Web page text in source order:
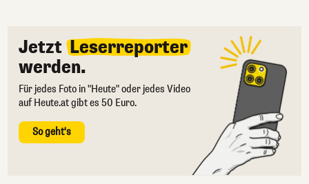
Jetzt Leserreporter
werden.
Für jedes Foto in "Heute" oder jedes Video
auf Heute.at gibt es 50 Euro.
So geht's